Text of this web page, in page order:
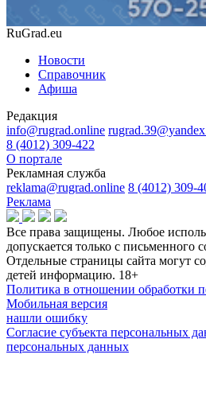
RuGrad.eu
Новости
Справочник
Афиша
Редакция
info@rugrad.online
8 (4012) 309-422
О портале
Рекламная служба
reklama@rugrad.online 8 (4012) 309-
Реклама
Все права защищены. Любое
допускается только с письменного
Отдельные страницы сайта могут
детей информацию. 18+
Политика в отношении обработки
Мобильная версия
нашли ошибку
Согласие субъекта персональных
персональных данных